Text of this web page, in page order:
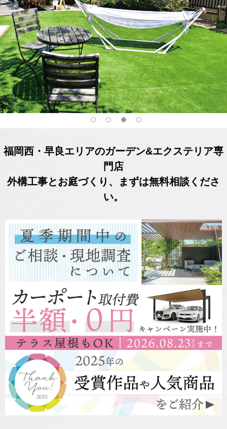
福岡西・早良エリアのガーデン&エクステリア専
門店
外構工事とお庭づくり、まずは無料相談くださ
い。